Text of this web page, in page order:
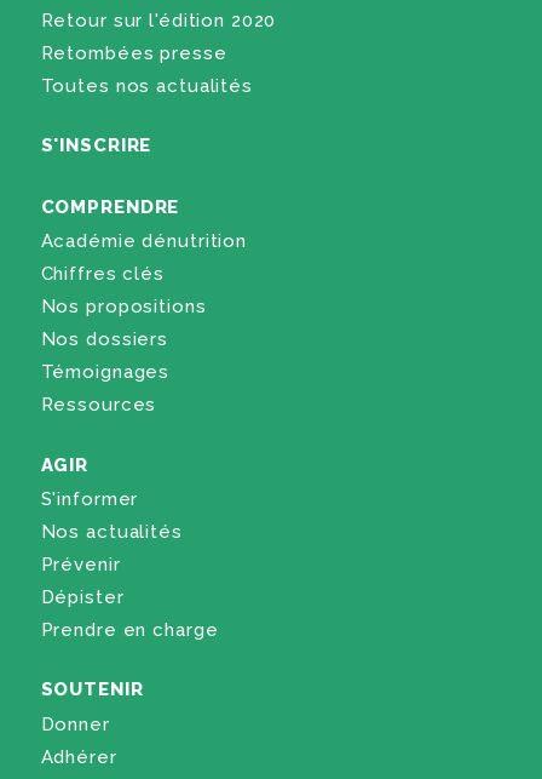
Retour sur l'édition 2020
Retombées presse
Toutes nos actualités
S'INSCRIRE
COMPRENDRE
Académie dénutrition
Chiffres clés
Nos propositions
Nos dossiers
Témoignages
Ressources
AGIR
S'informer
Nos actualités
Prévenir
Dépister
Prendre en charge
SOUTENIR
Donner
Adhérer